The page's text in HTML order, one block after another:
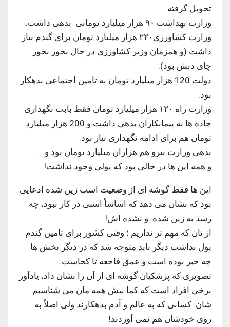
تحویل گرفته:
وزارت بهداشت ۹۰ هزار میلیارد تومانی بدهی داشت.
وزارت کشاورزی۲۲۰ هزار میلیارد تومان برای گندم نیاز
داشت (و همزمان وزیر کشاورزی در حال بخور بخور
چای دبش بود).
دولت 120 هزار میلیارد تومان به تامین اجتماعی بدهکار
بود.
وزارت راه ۱۲۰ هزار میلیارد تومان فقط بابت نگهداری
جاده ها به پیمانکاران بدهی داشت و 200 هزار میلیارد
تومان هم برای ادامه نگهداری نیاز بود.
بدهی وزارت نیرو هم هزاران میلیارد تومان بود و …
و همه این ها در حالی بود که پولی وجود نداشت!
این ها فقط گوشه ای از وضعیت اسب زین شده ادعایی
بود که نشان می دهد که اساساً اسبی در کار نبود، چه
رسد به زین شده و نشده اش!
از نان که مهم تر نداریم ؛ وقتی کشور برای تامین گندم
پول نداشت دیگر باید متوجه شد که در دیگر بخش ها
چه خبر بوده است و عمق فاجعه تا کجاست.
تصویری که پزشکیان گوشه ای از آن را نشان داد، یادآور
برخی افراد است که کما بیش همه مان می شناسیم
شان: کسانی که به عالم و آدم بدهکارند ولی اصلاً به
روی خودشان هم نمی آوردند!